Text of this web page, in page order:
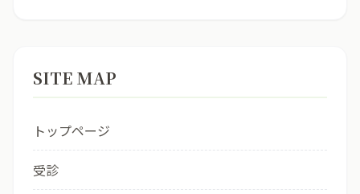
SITE MAP
トップページ
受診